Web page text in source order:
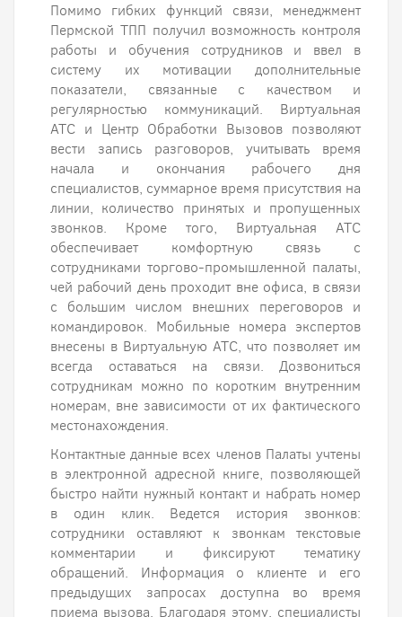
Помимо гибких функций связи, менеджмент
Пермской ТПП получил возможность контроля
работы и обучения сотрудников и ввел в
систему их мотивации дополнительные
показатели, связанные с качеством и
регулярностью коммуникаций. Виртуальная
АТС и Центр Обработки Вызовов позволяют
вести запись разговоров, учитывать время
начала и окончания рабочего дня
специалистов, суммарное время присутствия на
линии, количество принятых и пропущенных
звонков. Кроме того, Виртуальная АТС
обеспечивает комфортную связь с
сотрудниками торгово-промышленной палаты,
чей рабочий день проходит вне офиса, в связи
с большим числом внешних переговоров и
командировок. Мобильные номера экспертов
внесены в Виртуальную АТС, что позволяет им
всегда оставаться на связи. Дозвониться
сотрудникам можно по коротким внутренним
номерам, вне зависимости от их фактического
местонахождения.
Контактные данные всех членов Палаты учтены
в электронной адресной книге, позволяющей
быстро найти нужный контакт и набрать номер
в один клик. Ведется история звонков:
сотрудники оставляют к звонкам текстовые
комментарии и фиксируют тематику
обращений. Информация о клиенте и его
предыдущих запросах доступна во время
приема вызова. Благодаря этому, специалисты